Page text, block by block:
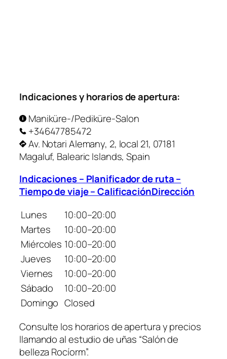
Indicaciones y horarios de apertura:
Maniküre-/Pediküre-Salon
+34647785472
Av. Notari Alemany, 2, local 21, 07181
Magaluf, Balearic Islands, Spain
Indicaciones – Planificador de ruta –
Tiempo de viaje – CalificaciónDirección
Lunes
10:00–20:00
Martes
10:00–20:00
Miércoles 10:00–20:00
Jueves
10:00–20:00
Viernes
10:00–20:00
Sábado
10:00–20:00
Domingo Closed
Consulte los horarios de apertura y precios
llamando al estudio de uñas “Salón de
belleza Rocíorm”.